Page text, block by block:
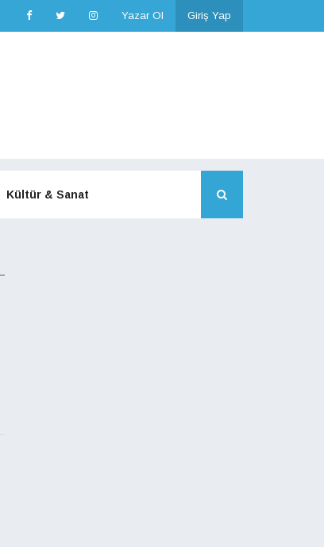
Yazar Ol Giriş Yap
Kültür & Sanat